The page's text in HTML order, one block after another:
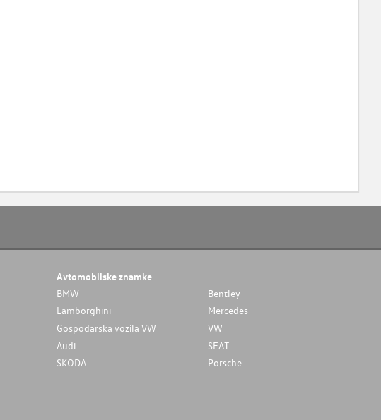
Avtomobilske znamke
BMW
Bentley
Lamborghini
Mercedes
Gospodarska vozila VW
VW
Audi
SEAT
SKODA
Porsche